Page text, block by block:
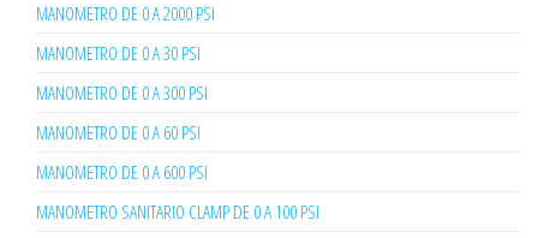
MANOMETRO DE 0 A 2000 PSI
MANOMETRO DE 0 A 30 PSI
MANOMETRO DE 0 A 300 PSI
MANOMETRO DE 0 A 60 PSI
MANOMETRO DE 0 A 600 PSI
MANOMETRO SANITARIO CLAMP DE 0 A 100 PSI